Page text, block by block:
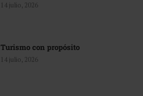
14 julio, 2026
Turismo con propósito
14 julio, 2026